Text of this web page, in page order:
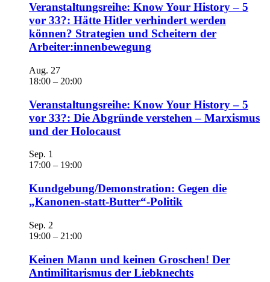
Veranstaltungsreihe: Know Your History – 5
vor 33?: Hätte Hitler verhindert werden
können? Strategien und Scheitern der
Arbeiter:innenbewegung
Aug. 27
18:00 – 20:00
Veranstaltungsreihe: Know Your History – 5
vor 33?: Die Abgründe verstehen – Marxismus
und der Holocaust
Sep. 1
17:00 – 19:00
Kundgebung/Demonstration: Gegen die
„Kanonen-statt-Butter“-Politik
Sep. 2
19:00 – 21:00
Keinen Mann und keinen Groschen! Der
Antimilitarismus der Liebknechts